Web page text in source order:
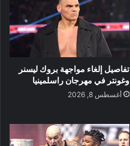
تفاصيل إلغاء مواجهة بروك ليسنر
وغونتر في مهرجان راسلمينيا
أغسطس 8, 2026